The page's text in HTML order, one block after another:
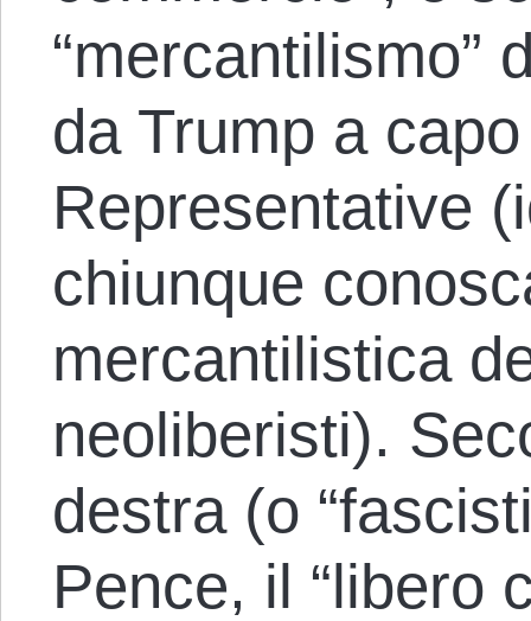
“mercantilismo”
da Trump a
Representative
chiunque
mercantilistica
neoliberisti).
destra (o
Pence, il “libero